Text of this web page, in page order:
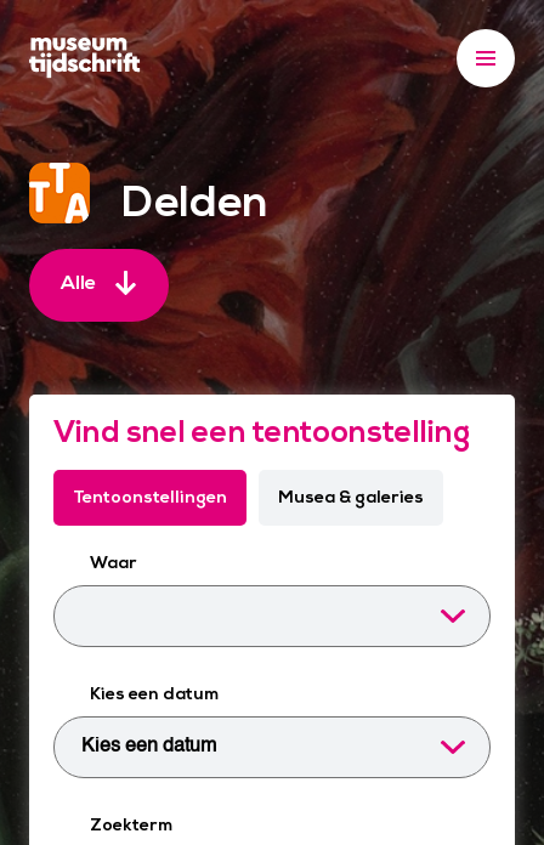
S
k
i
p
t
o
o
n
t
n
t
Delden
Alle
Vind snel een tentoonstelling
Tentoonstellingen Musea & galeries
Waar
Kies een datum
Zoekterm